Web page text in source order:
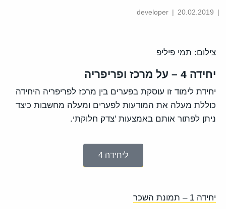
|
| 20.02.2019
צילום: תמי פיליפ
יחידה 4 – על מרכז ופריפריה
יחידת לימוד זו עוסקת בפערים בין מרכז לפריפריה היחידה
כוללת מעלה את המודעות לפערים ומעלה מחשבות כיצד
ניתן לפתור אותם באמצעות 'צדק חלוקתי.
ליחידה 4
יחידה 1 – תמונת השכר